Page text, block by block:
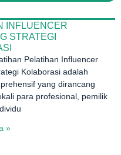
INFLUENCER
STRATEGI
Pelatihan Influencer
Kolaborasi adalah
yang dirancang
para profesional, pemilik
»